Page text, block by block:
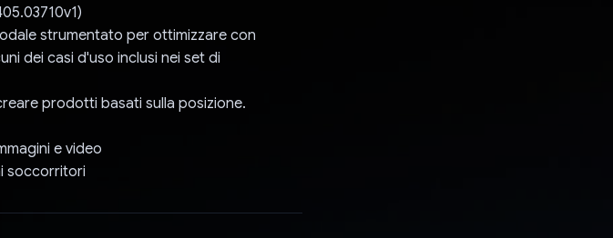
strumentato per ottimizzare con
dei casi d'uso inclusi nei set di
prodotti basati sulla posizione.
e video
soccorritori